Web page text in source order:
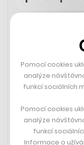
14. 3. 2024 10:16
Pomocí cookies
analýze
funkcí sociálních
Pomocí cookies
analýze
funkcí
Informace o